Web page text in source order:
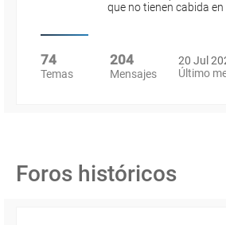
que no tienen cabida en
74
Temas
204
Mensajes
20 Jul
Último
Foros históricos